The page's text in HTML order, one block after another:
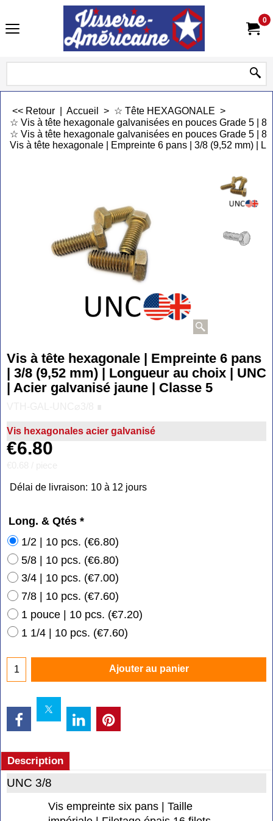
0
<< Retour Accueil > ☆ Tête HEXAGONALE >
☆ Vis à tête hexagonale galvanisées en pouces Grade 5 |
☆ Vis à tête hexagonale galvanisées en pouces Grade 5 |
Vis à tête hexagonale | Empreinte 6 pans | 3/8 (9,52 mm) |
Vis à tête hexagonale | Empreinte 6 pans
| 3/8 (9,52 mm) | Longueur au choix | UNC
| Acier galvanisé jaune | Classe 5
Vis hexagonales acier galvanisé
€6.80
Délai de livraison: 10 à 12 jours
Long. & Qtés *
1/2 | 10 pcs. (€6.80)
5/8 | 10 pcs. (€6.80)
3/4 | 10 pcs. (€7.00)
7/8 | 10 pcs. (€7.60)
1 pouce | 10 pcs. (€7.20)
1 1/4 | 10 pcs. (€7.60)
Ajouter au panier
Description
UNC 3/8
Vis empreinte six pans | Taille